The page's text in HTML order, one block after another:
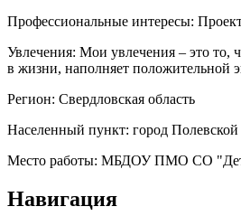
Профессиональные интересы:
Увлечения: Мои увлечения – это то,
в жизни, наполняет положительной
Регион: Свердловская область
Населенный пункт: город Полевской
Место работы: МБДОУ ПМО СО
Навигация